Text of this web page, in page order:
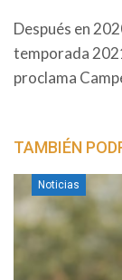
Después en
temporada
proclama
TAMBIÉN
Noticias